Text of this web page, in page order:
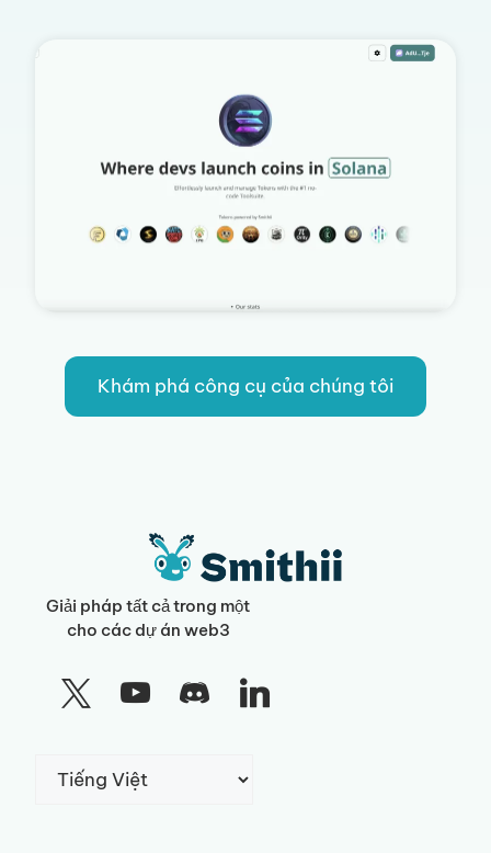
Khám phá công cụ của chúng tôi
Giải pháp tất cả trong một
cho các dự án web3
Chọn
một